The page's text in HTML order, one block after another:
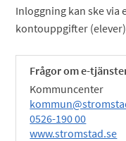
Inloggning kan ske
kontouppgifter
Frågor om e-
Kommuncenter
0526-190 00
www.stromstad.se